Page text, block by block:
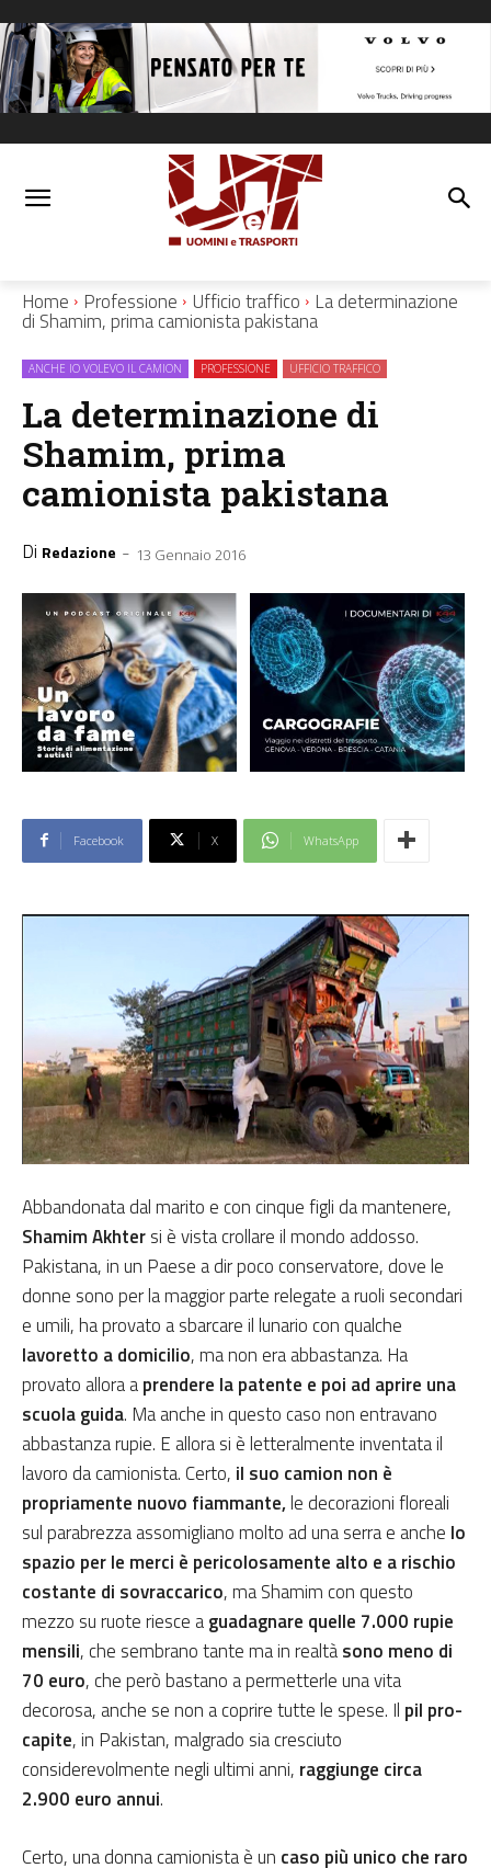
Home Professione Ufficio traffico La determinazione
di Shamim, prima camionista pakistana
ANCHE IO VOLEVO IL CAMION PROFESSIONE UFFICIO TRAFFICO
La determinazione di
Shamim, prima
camionista pakistana
Di Redazione - 13 Gennaio 2016
Facebook X WhatsApp
Abbandonata dal marito e con cinque figli da mantenere,
Shamim Akhtersi è vista crollare il mondo addosso.
Pakistana, in un Paese a dir poco conservatore, dove le
donne sono per la maggior parte relegate a ruoli secondari
e umili, ha provato a sbarcare il lunario con qualche
lavoretto a domicilio, ma non era abbastanza. Ha
provato allora aprendere la patente e poi ad aprire una
scuola guida. Ma anche in questo caso non entravano
abbastanza rupie. E allora si è letteralmente inventata il
lavoro da camionista. Certo, il suo camion non è
propriamente nuovo fiammante,le decorazioni floreali
sul parabrezza assomigliano molto ad una serra e anche lo
spazio per le merci è pericolosamente alto e a rischio
costante di sovraccarico, ma Shamim con questo
mezzo su ruote riesce aguadagnare quelle 7.000 rupie
mensili, che sembrano tante ma in realtàsono meno di
70 euro, che però bastano a permetterle una vita
decorosa, anche se non a coprire tutte le spese. Il pil pro-
capite, in Pakistan, malgrado sia cresciuto
considerevolmente negli ultimi anni, raggiunge circa
2.900 euro annui.
Certo, una donna camionista è un caso più unico che raro